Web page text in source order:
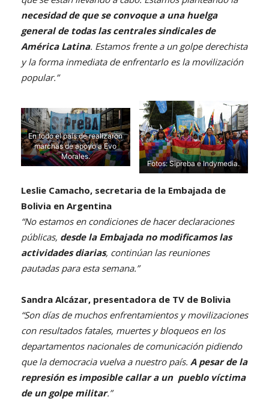
necesidad de que se convoque a una huelga
general de todas las centrales sindicales de
América Latina. Estamos frente a un golpe derechista
y la forma inmediata de enfrentarlo es la movilización
popular.”
En todo el país de realizaron
marchas de apoyo a Evo
Morales.
Fotos: Sipreba e Indymedia.
Leslie Camacho, secretaria de la Embajada de
Bolivia en Argentina
“No estamos en condiciones de hacer declaraciones
públicas, desde la Embajada no modificamos las
actividades diarias, continúan las reuniones
pautadas para esta semana.”
Sandra Alcázar, presentadora de TV de Bolivia
“Son días de muchos enfrentamientos y movilizaciones
con resultados fatales, muertes y bloqueos en los
departamentos nacionales de comunicación pidiendo
que la democracia vuelva a nuestro país. A pesar de la
represión es imposible callar a un pueblo víctima
de un golpe militar.”